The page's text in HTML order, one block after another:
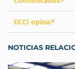
ECCI opina
NOTICIAS